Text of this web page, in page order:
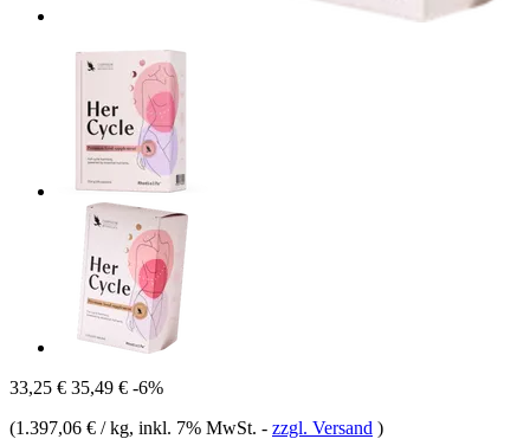
33,25 € 35,49 € -6%
(1.397,06 € / kg, inkl. 7% MwSt. - zzgl. Versand )